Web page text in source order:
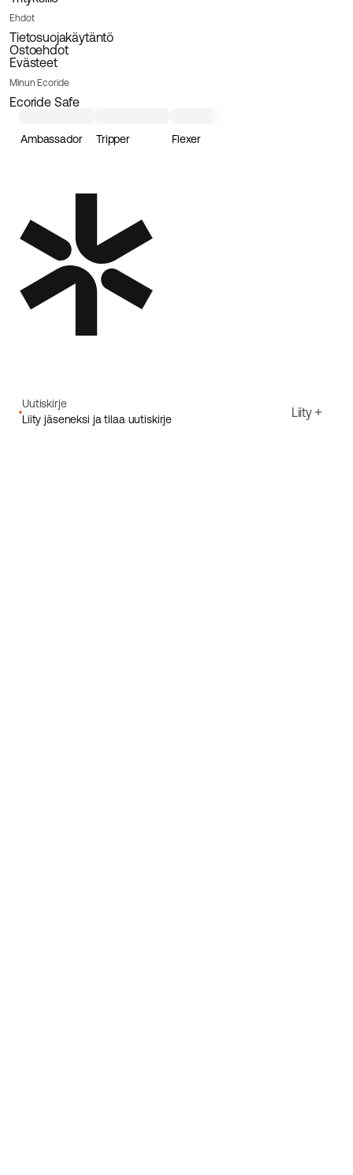
Ehdot
Tietosuojakäytäntö
Ostoehdot
Evästeet
Minun Ecoride
Ecoride Safe
Ambassador Tripper Flexer
Uutiskirje
Liity jäseneksi ja tilaa uutiskirje
Liity